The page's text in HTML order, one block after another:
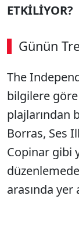
ETKİLİYOR?
Günün
00:02 / 08:15
The
bilgilere
plajlarından
Borras, Ses
Copinar gibi
arasında yer